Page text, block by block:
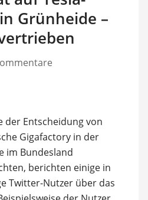
Grünheide –
der Entscheidung von
Gigafactory in der
im Bundesland
berichten einige in
Twitter-Nutzer über das